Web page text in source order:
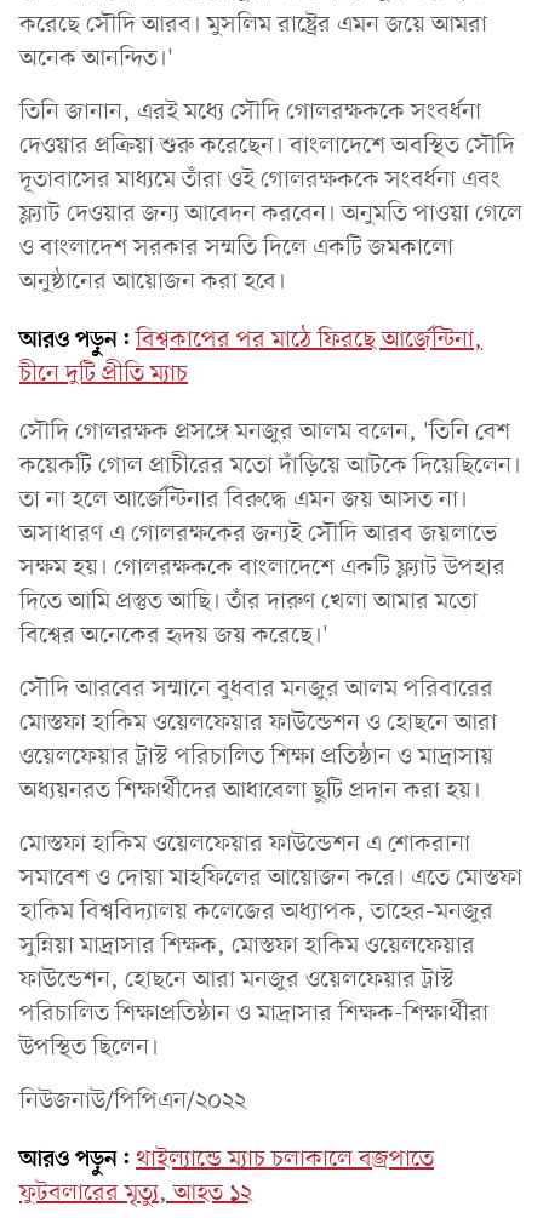
করেছে সৌদি আরব। মুসলিম রাষ্ট্রের এমন জয়ে আমরা
অনেক আনন্দিত।'
তিনি জানান, এরই মধ্যে সৌদি গোলরক্ষককে সংবর্ধনা
দেওয়ার প্রক্রিয়া শুরু করেছেন। বাংলাদেশে অবস্থিত সৌদি
দূতাবাসের মাধ্যমে তাঁরা ওই গোলরক্ষককে সংবর্ধনা এবং
ফ্ল্যাট দেওয়ার জন্য আবেদন করবেন। অনুমতি পাওয়া গেলে
ও বাংলাদেশ সরকার সম্মতি দিলে একটি জমকালো
অনুষ্ঠানের আয়োজন করা হবে।
আরও পড়ুন: বিশ্বকাপের পর মাঠে ফিরছে আর্জেন্টিনা,
চীনে দুটি প্রীতি ম্যাচ
সৌদি গোলরক্ষক প্রসঙ্গে মনজুর আলম বলেন, 'তিনি বেশ
কয়েকটি গোল প্রাচীরের মতো দাঁড়িয়ে আটকে দিয়েছিলেন।
তা না হলে আর্জেন্টিনার বিরুদ্ধে এমন জয় আসত না।
অসাধারণ এ গোলরক্ষকের জন্যই সৌদি আরব জয়লাভে
সক্ষম হয়। গোলরক্ষককে বাংলাদেশে একটি ফ্ল্যাট উপহার
দিতে আমি প্রস্তুত আছি। তাঁর দারুণ খেলা আমার মতো
বিশ্বের অনেকের হৃদয় জয় করেছে।'
সৌদি আরবের সম্মানে বুধবার মনজুর আলম পরিবারের
মোস্তফা হাকিম ওয়েলফেয়ার ফাউন্ডেশন ও হোছনে আরা
ওয়েলফেয়ার ট্রাস্ট পরিচালিত শিক্ষা প্রতিষ্ঠান ও মাদ্রাসায়
অধ্যয়নরত শিক্ষার্থীদের আধাবেলা ছুটি প্রদান করা হয়।
মোস্তফা হাকিম ওয়েলফেয়ার ফাউন্ডেশন এ শোকরানা
সমাবেশ ও দোয়া মাহফিলের আয়োজন করে। এতে মোস্তফা
হাকিম বিশ্ববিদ্যালয় কলেজের অধ্যাপক, তাহের-মনজুর
সুন্নিয়া মাদ্রাসার শিক্ষক, মোস্তফা হাকিম ওয়েলফেয়ার
ফাউন্ডেশন, হোছনে আরা মনজুর ওয়েলফেয়ার ট্রাস্ট
পরিচালিত শিক্ষাপ্রতিষ্ঠান ও মাদ্রাসার শিক্ষক-শিক্ষার্থীরা
উপস্থিত ছিলেন।
নিউজনাউ/পিপিএন/২০২২
আরও পড়ুন: থাইল্যান্ডে ম্যাচ চলাকালে বজ্রপাতে
ফুটবলারের মৃত্যু, আহত ১২